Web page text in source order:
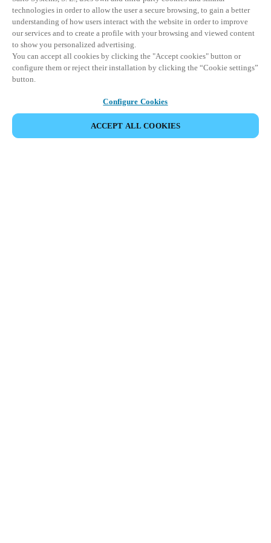
technologies in order to allow the user a secure browsing, to gain a better
understanding of how users interact with the website in order to improve
our services and to create a profile with your browsing and viewed content
to show you personalized advertising.
You can accept all cookies by clicking the "Accept cookies" button or
configure them or reject their installation by clicking the “Cookie settings”
button.
Configure Cookies
ACCEPT ALL COOKIES